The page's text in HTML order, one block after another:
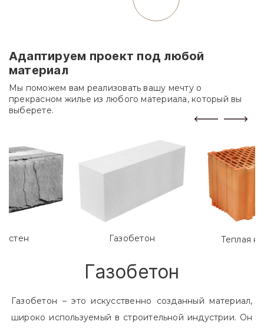
Адаптируем проект под любой
материал
Мы поможем вам реализовать вашу мечту о
прекрасном жилье из любого материала, который вы
выберете.
Газобетон Теплая
Газобетон
Газобетон – это искусственно созданный материал,
широко используемый в строительной индустрии. Он